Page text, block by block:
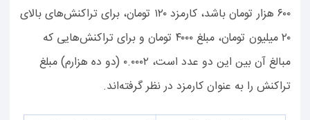
۶۰۰ هزار تومان باشد، کارمزد ۱۲۰ تومان، برای تراکنش‌های بالای
۲۰ میلیون تومان، مبلغ ۴۰۰۰ تومان و برای تراکنش‌هایی که
مبالغ آن بین این دو عدد است، ۰.۰۰۰۲ (دو ده هزارم) مبلغ
تراکنش را به عنوان کارمزد در نظر گرفته‌اند.